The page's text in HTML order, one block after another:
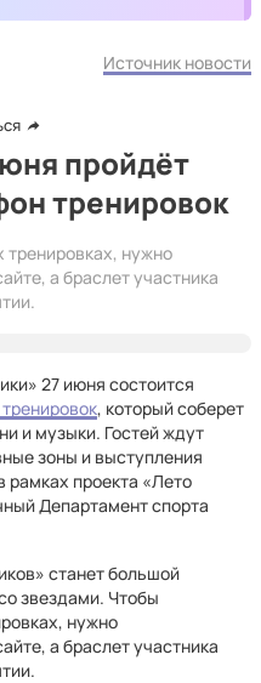
Источник новости
пройдёт
тренировок
тренировках, нужно
а браслет участника
27 июня состоится
, который соберет
и музыки. Гостей ждут
зоны и выступления
рамках проекта «Лето
Департамент спорта
станет большой
звездами. Чтобы
нужно
а браслет участника